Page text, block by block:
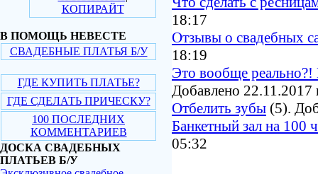
КОПИРАЙТ
В ПОМОЩЬ НЕВЕСТЕ
СВАДЕБНЫЕ ПЛАТЬЯ Б/У
ГДЕ КУПИТЬ ПЛАТЬЕ?
ГДЕ СДЕЛАТЬ ПРИЧЕСКУ?
100 ПОСЛЕДНИХ
КОММЕНТАРИЕВ
ДОСКА СВАДЕБНЫХ
ПЛАТЬЕВ Б/У
18:17
Отзывы о свадебных
18:19
Это вообще реально?!
Добавлено 22.11.2017
Отбелить зубы (5).
Банкетный зал на 100
05:32